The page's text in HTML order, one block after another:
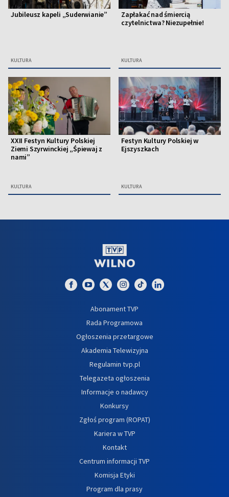
Jubileusz kapeli „Suderwianie”
KULTURA
Zapłakać nad śmiercią
czytelnictwa? Niezupełnie!
KULTURA
XXII Festyn Kultury Polskiej
Ziemi Szyrwinckiej „Śpiewaj z
nami”
KULTURA
Festyn Kultury Polskiej w
Ejszyszkach
KULTURA
Abonament TVP
Rada Programowa
Ogłoszenia przetargowe
Akademia Telewizyjna
Regulamin tvp.pl
Telegazeta ogłoszenia
Informacje o nadawcy
Konkursy
Zgłoś program (ROPAT)
Kariera w TVP
Kontakt
Centrum informacji TVP
Komisja Etyki
Program dla prasy